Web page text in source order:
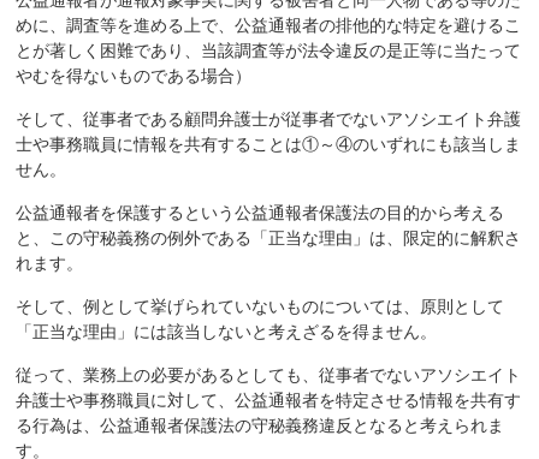
めに、調査等を進める上で、公益通報者の排他的な特定を避けるこ
とが著しく困難であり、当該調査等が法令違反の是正等に当たって
やむを得ないものである場合）
そして、従事者である顧問弁護士が従事者でないアソシエイト弁護
士や事務職員に情報を共有することは①～④のいずれにも該当しま
せん。
公益通報者を保護するという公益通報者保護法の目的から考える
と、この守秘義務の例外である「正当な理由」は、限定的に解釈さ
れます。
そして、例として挙げられていないものについては、原則として
「正当な理由」には該当しないと考えざるを得ません。
従って、業務上の必要があるとしても、従事者でないアソシエイト
弁護士や事務職員に対して、公益通報者を特定させる情報を共有す
る行為は、公益通報者保護法の守秘義務違反となると考えられま
す。